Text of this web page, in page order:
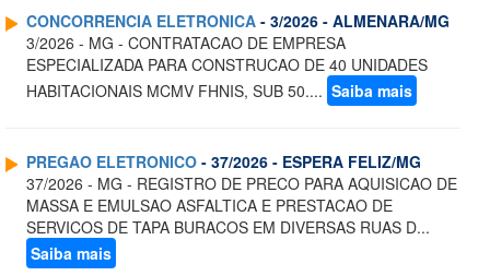
CONCORRENCIA ELETRONICA - 3/2026 - ALMENARA/MG
3/2026 - MG - CONTRATACAO DE EMPRESA
ESPECIALIZADA PARA CONSTRUCAO DE 40 UNIDADES
HABITACIONAIS MCMV FHNIS, SUB 50.... Saiba mais
PREGAO ELETRONICO - 37/2026 - ESPERA FELIZ/MG
37/2026 - MG - REGISTRO DE PRECO PARA AQUISICAO DE
MASSA E EMULSAO ASFALTICA E PRESTACAO DE
SERVICOS DE TAPA BURACOS EM DIVERSAS RUAS D...
Saiba mais